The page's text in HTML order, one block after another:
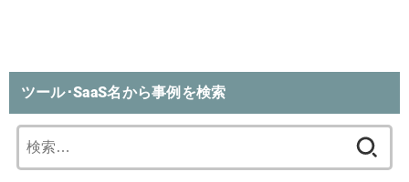
ツール･SaaS名から事例を検索
索: